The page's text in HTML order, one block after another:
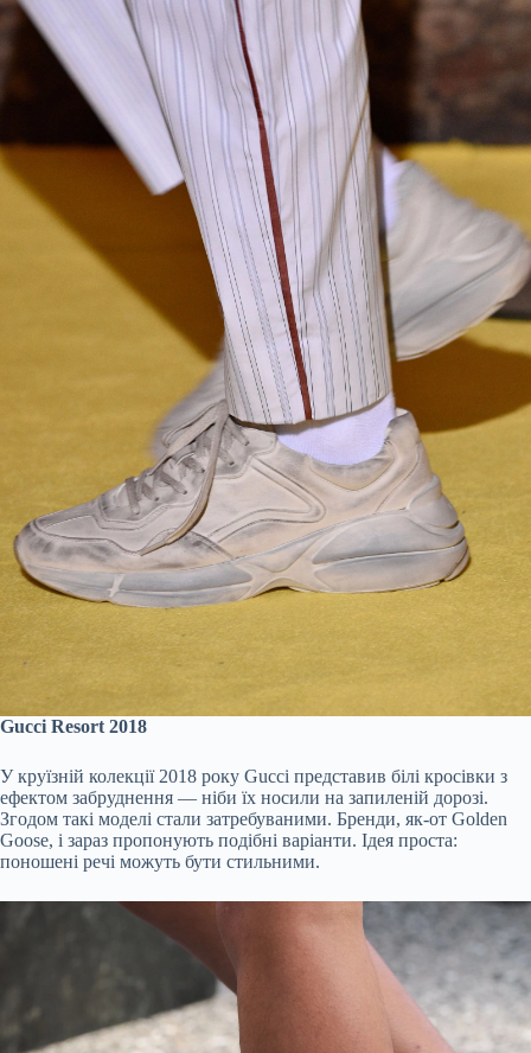
Gucci Resort 2018
У круїзній колекції 2018 року Gucci представив білі кросівки з
ефектом забруднення — ніби їх носили на запиленій дорозі.
Згодом такі моделі стали затребуваними. Бренди, як-от Golden
Goose, і зараз пропонують подібні варіанти. Ідея проста:
поношені речі можуть бути стильними.